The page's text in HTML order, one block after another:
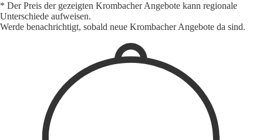
* Der Preis der gezeigten Krombacher Angebote kann regionale
Unterschiede aufweisen.
Werde benachrichtigt, sobald neue Krombacher Angebote da sind.